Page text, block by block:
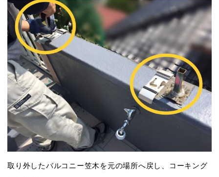
取り外したバルコニー笠木を元の場所へ戻し、コーキング